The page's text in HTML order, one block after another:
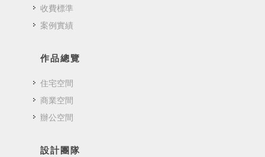
收費標準
案例實績
作品總覽
住宅空間
商業空間
辦公空間
設計團隊